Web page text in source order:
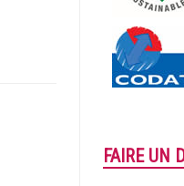
FAIRE UN